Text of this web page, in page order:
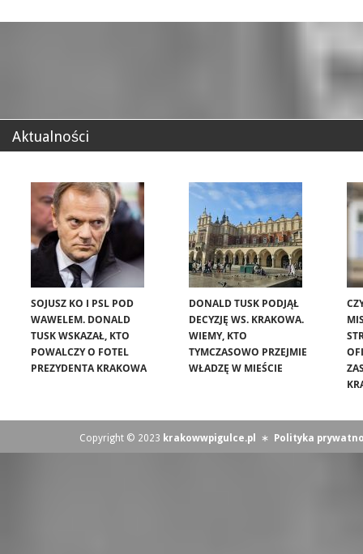
Aktualności
SOJUSZ KO I PSL POD
WAWELEM. DONALD
TUSK WSKAZAŁ, KTO
POWALCZY O FOTEL
PREZYDENTA KRAKOWA
DONALD TUSK PODJĄŁ
DECYZJĘ WS. KRAKOWA.
WIEMY, KTO
TYMCZASOWO PRZEJMIE
WŁADZĘ W MIEŚCIE
Copyright © 2023 krakowwpigulce.pl ∗ Polityka